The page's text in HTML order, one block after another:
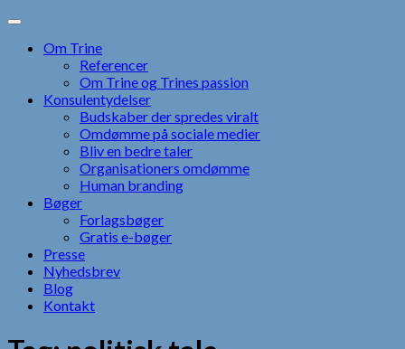
Skip
contentOm Trine
Referencer
Om Trine og Trines passion
Konsulentydelser
Budskaber der spredes viralt
Omdømme på sociale medier
Bliv en bedre taler
Organisationers omdømme
Human branding
Bøger
Forlagsbøger
Gratis e-bøger
Presse
Nyhedsbrev
Blog
Kontakt